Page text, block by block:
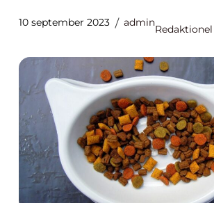
10 september 2023 admin
Redaktionel